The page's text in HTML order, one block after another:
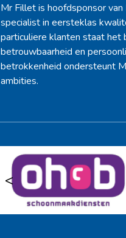
Mr Fillet is hoofdsponsor
specialist in eersteklas
particuliere klanten staat het
betrouwbaarheid en
betrokkenheid ondersteunt
ambities.
<